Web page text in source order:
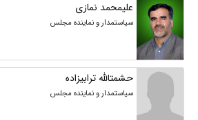
علیمحمد نمازی
سیاستمدار و نماینده مجلس
حشمتالله ترابیزاده
سیاستمدار و نماینده مجلس